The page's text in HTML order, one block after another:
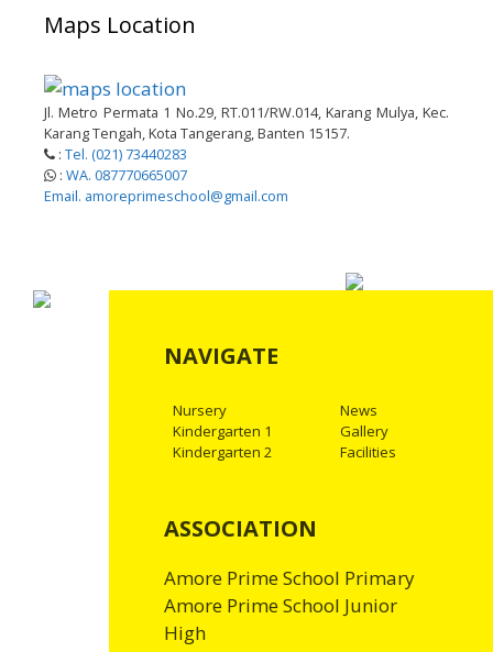
Maps Location
Jl. Metro Permata 1 No.29, RT.011/RW.014, Karang Mulya, Kec.
Karang Tengah, Kota Tangerang, Banten 15157.
: Tel. (021) 73440283
: WA. 087770665007
Email. amoreprimeschool@gmail.com
NAVIGATE
Nursery
Kindergarten 1
Kindergarten 2
News
Gallery
Facilities
ASSOCIATION
Amore Prime School Primary
Amore Prime School Junior
High